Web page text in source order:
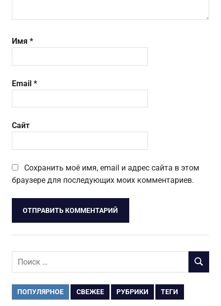
Имя *
Email *
Сайт
Сохранить моё имя, email и адрес сайта в этом
браузере для последующих моих комментариев.
Поиск
ПОИСК
ПОПУЛЯРНОЕ СВЕЖЕЕ РУБРИКИ ТЕГИ